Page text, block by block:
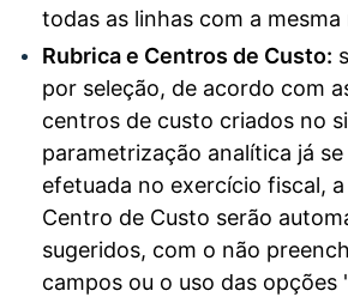
todas as linhas com a mesma
Rubrica e Centros de Custo:
por seleção, de acordo com
centros de custo criados no
parametrização analítica já
efetuada no exercício fiscal,
Centro de Custo serão
sugeridos, com o não
campos ou o uso das opções